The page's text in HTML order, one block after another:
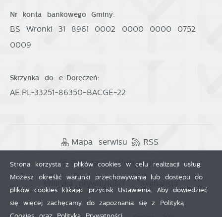
Nr konta bankowego Gminy:
BS Wronki 31 8961 0002 0000 0000 0752
0009
Skrzynka do e-Doręczeń:
AE:PL-33251-86350-BACGE-22
Mapa serwisu RSS
Deklaracja dostępności
Polityka prywatności
Strona korzysta z plików cookies w celu realizacji usług.
Możesz określić warunki przechowywania lub dostępu do
plików cookies klikając przycisk Ustawienia. Aby dowiedzieć
się więcej zachęcamy do zapoznania się z Polityką